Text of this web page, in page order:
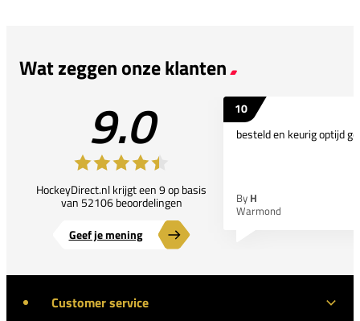
Wat zeggen onze klanten
9.0
HockeyDirect.nl krijgt een 9 op basis
van 52106 beoordelingen
Geef je mening
10
besteld en keurig optijd
By H
Warmond
Customer service